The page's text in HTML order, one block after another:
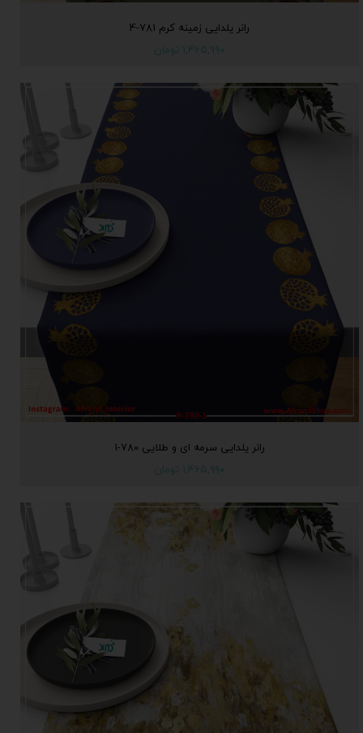
رانر یلدایی زمینه کرم 781-4
۱,۴۶۵,۹۹۰ تومان
رانر یلدایی سرمه ای و طلایی 780-1
۱,۴۶۵,۹۹۰ تومان